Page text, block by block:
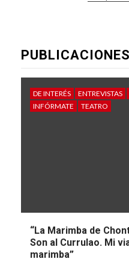
DE INTERÉS ENTREVISTAS
INFÓRMATE
TEATRO
“La Marimba de
Son al Currulao. Mi
marimba”